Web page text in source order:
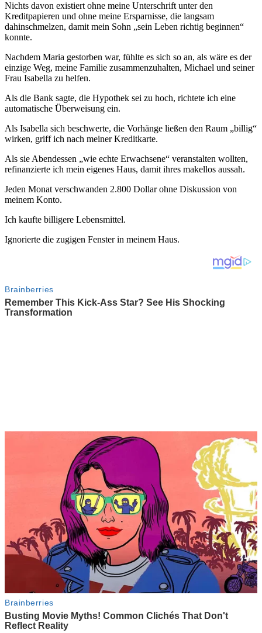
Nichts davon existiert ohne meine Unterschrift unter den
Kreditpapieren und ohne meine Ersparnisse, die langsam
dahinschmelzen, damit mein Sohn „sein Leben richtig beginnen“
konnte.
Nachdem Maria gestorben war, fühlte es sich so an, als wäre es der
einzige Weg, meine Familie zusammenzuhalten, Michael und seiner
Frau Isabella zu helfen.
Als die Bank sagte, die Hypothek sei zu hoch, richtete ich eine
automatische Überweisung ein.
Als Isabella sich beschwerte, die Vorhänge ließen den Raum „billig“
wirken, griff ich nach meiner Kreditkarte.
Als sie Abendessen „wie echte Erwachsene“ veranstalten wollten,
refinanzierte ich mein eigenes Haus, damit ihres makellos aussah.
Jeden Monat verschwanden 2.800 Dollar ohne Diskussion von
meinem Konto.
Ich kaufte billigere Lebensmittel.
Ignorierte die zugigen Fenster in meinem Haus.